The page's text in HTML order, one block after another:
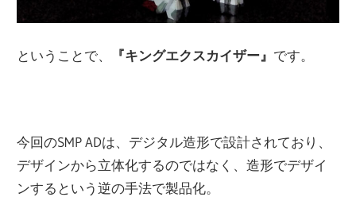
ということで、 『キングエクスカイザー』 です。
今回のSMP ADは、デジタル造形で設計されており、
デザインから立体化するのではなく、造形でデザイ
ンするという逆の手法で製品化。